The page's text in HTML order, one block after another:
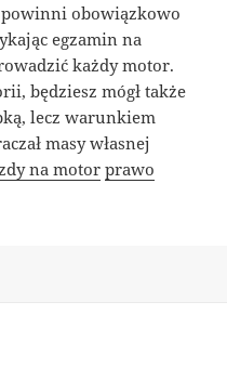
obowiązkowo
egzamin na
każdy motor.
będziesz mógł także
lecz warunkiem
masy własnej
na motor prawo